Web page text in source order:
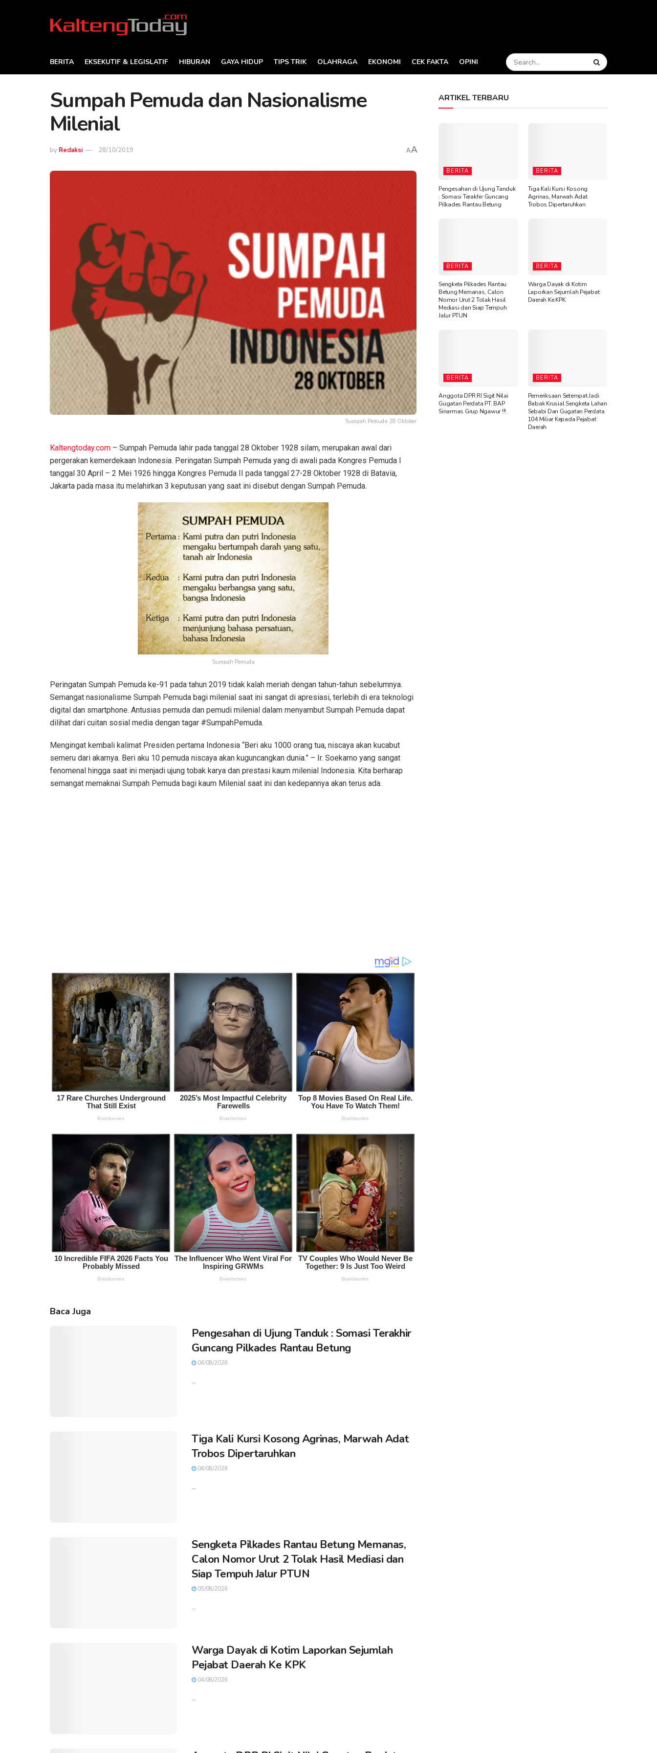
BERITA EKSEKUTIF & LEGISLATIF HIBURAN GAYA HIDUP TIPS TRIK OLAHRAGA EKONOMI CEK FAKTA OPINI
Sumpah Pemuda dan Nasionalisme
Milenial
by Redaksi 28/10/2019 AA
Sumpah Pemuda 28 Oktober
Kaltengtoday.com – Sumpah Pemuda lahir pada tanggal 28 Oktober 1928 silam, merupakan awal dari
pergerakan kemerdekaan Indonesia. Peringatan Sumpah Pemuda yang di awali pada Kongres Pemuda I
tanggal 30 April – 2 Mei 1926 hingga Kongres Pemuda II pada tanggal 27-28 Oktober 1928 di Batavia,
Jakarta pada masa itu melahirkan 3 keputusan yang saat ini disebut dengan Sumpah Pemuda.
Sumpah Pemuda
Peringatan Sumpah Pemuda ke-91 pada tahun 2019 tidak kalah meriah dengan tahun-tahun sebelumnya.
Semangat nasionalisme Sumpah Pemuda bagi milenial saat ini sangat di apresiasi, terlebih di era teknologi
digital dan smartphone. Antusias pemuda dan pemudi milenial dalam menyambut Sumpah Pemuda dapat
dilihat dari cuitan sosial media dengan tagar #SumpahPemuda.
Mengingat kembali kalimat Presiden pertama Indonesia “Beri aku 1000 orang tua, niscaya akan kucabut
semeru dari akarnya. Beri aku 10 pemuda niscaya akan kuguncangkan dunia.” – Ir. Soekarno yang sangat
fenomenal hingga saat ini menjadi ujung tobak karya dan prestasi kaum milenial Indonesia. Kita berharap
semangat memaknai Sumpah Pemuda bagi kaum Milenial saat ini dan kedepannya akan terus ada.
Baca Juga
Pengesahan di Ujung Tanduk : Somasi Terakhir
Guncang Pilkades Rantau Betung
06/08/2026
Tiga Kali Kursi Kosong Agrinas, Marwah Adat
Trobos Dipertaruhkan
06/08/2026
Sengketa Pilkades Rantau Betung Memanas,
Calon Nomor Urut 2 Tolak Hasil Mediasi dan
Siap Tempuh Jalur PTUN
05/08/2026
Warga Dayak di Kotim Laporkan Sejumlah
Pejabat Daerah Ke KPK
04/08/2026
ARTIKEL TERBARU
BERITA
Pengesahan di Ujung Tanduk
: Somasi Terakhir Guncang
Pilkades Rantau Betung
BERITA
Tiga Kali Kursi Kosong
Agrinas, Marwah Adat
Trobos Dipertaruhkan
BERITA
Sengketa Pilkades Rantau
Betung Memanas, Calon
Nomor Urut 2 Tolak Hasil
Mediasi dan Siap Tempuh
Jalur PTUN
BERITA
Warga Dayak di Kotim
Laporkan Sejumlah Pejabat
Daerah Ke KPK
BERITA
Anggota DPR RI Sigit Nilai
Gugatan Perdata PT. BAP
Sinarmas Grup Ngawur !!!
BERITA
Pemeriksaan Setempat Jadi
Babak Krusial Sengketa Lahan
Sebabi Dan Gugatan Perdata
104 Miliar Kepada Pejabat
Daerah